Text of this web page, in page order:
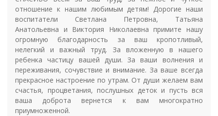
отношение к нашим любимым детям! Дорогие наши
воспитатели Светлана Петровна, Татьяна
Анатольевна и Виктория Николаевна примите нашу
огромную благодарность за ваш кропотливый,
нелегкий и важный труд. За вложенную в нашего
ребенка частицу вашей души. За ваши волнения и
переживания, сочувствие и внимание. За ваше всегда
прекрасное настроение по утрам. От души желаем вам
счастья, процветания, послушных деток и пусть вся
ваша доброта вернется к вам многократно
приумноженной.